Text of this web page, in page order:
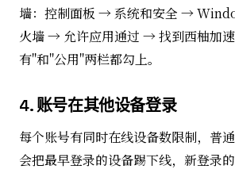
墙：控制面板 → 系统和安全 →
火墙 → 允许应用通过 → 找到西柚加
有"和"公用"两栏都勾上。
4. 账号在其他设备登录
每个账号有同时在线设备数限制，普
会把最早登录的设备踢下线，新登录